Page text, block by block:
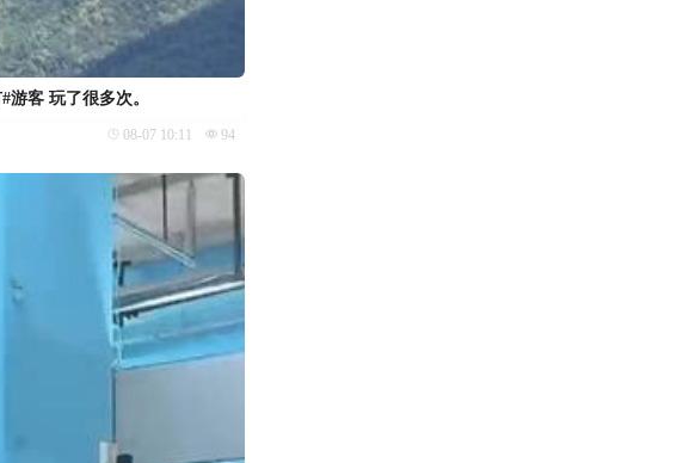
客 玩了很多次。
08-07 10:11 94